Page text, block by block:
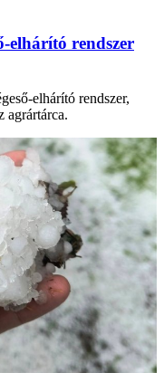
elhárító rendszer
elhárító rendszer,
agrártárca.